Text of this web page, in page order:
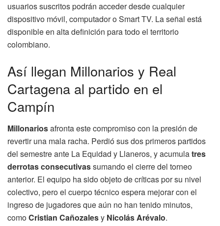
usuarios suscritos podrán acceder desde cualquier
dispositivo móvil, computador o Smart TV. La señal está
disponible en alta definición para todo el territorio
colombiano.
Así llegan Millonarios y Real
Cartagena al partido en el
Campín
Millonariosafronta este compromiso con la presión de
revertir una mala racha. Perdió sus dos primeros partidos
del semestre ante La Equidad y Llaneros, y acumulatres
derrotas consecutivassumando el cierre del torneo
anterior. El equipo ha sido objeto de críticas por su nivel
colectivo, pero el cuerpo técnico espera mejorar con el
ingreso de jugadores que aún no han tenido minutos,
comoCristian Cañozalesy Nicolás Arévalo.